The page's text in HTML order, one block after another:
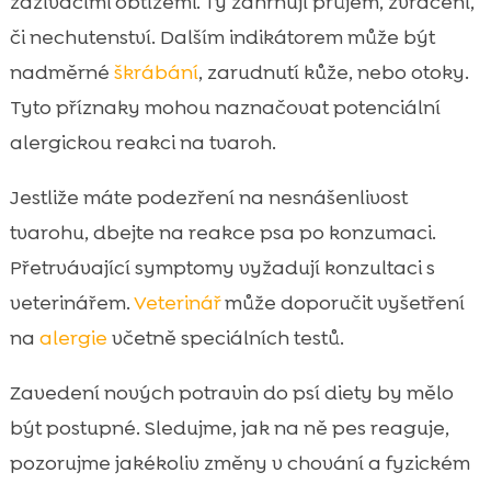
či nechutenství. Dalším indikátorem může být
nadměrné škrábání, zarudnutí kůže, nebo otoky.
Tyto příznaky mohou naznačovat potenciální
alergickou reakci na tvaroh.
Jestliže máte podezření na nesnášenlivost
tvarohu, dbejte na reakce psa po konzumaci.
Přetrvávající symptomy vyžadují konzultaci s
veterinářem.Veterinářmůže doporučit vyšetření
na alergie včetně speciálních testů.
Zavedení nových potravin do psí diety by mělo
být postupné. Sledujme, jak na ně pes reaguje,
pozorujme jakékoliv změny v chování a fyzickém